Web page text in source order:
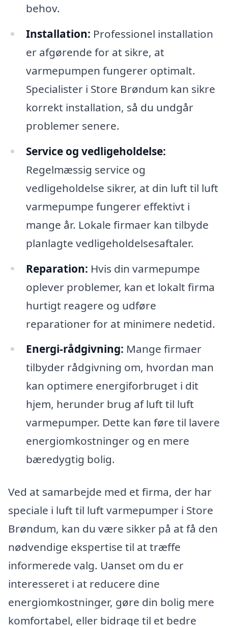
behov.
Installation: Professionel installation
er afgørende for at sikre, at
varmepumpen fungerer optimalt.
Specialister i Store Brøndum kan sikre
korrekt installation, så du undgår
problemer senere.
Service og vedligeholdelse:
Regelmæssig service og
vedligeholdelse sikrer, at din luft til luft
varmepumpe fungerer effektivt i
mange år. Lokale firmaer kan tilbyde
planlagte vedligeholdelsesaftaler.
Reparation: Hvis din varmepumpe
oplever problemer, kan et lokalt firma
hurtigt reagere og udføre
reparationer for at minimere nedetid.
Energi-rådgivning: Mange firmaer
tilbyder rådgivning om, hvordan man
kan optimere energiforbruget i dit
hjem, herunder brug af luft til luft
varmepumper. Dette kan føre til lavere
energiomkostninger og en mere
bæredygtig bolig.
Ved at samarbejde med et firma, der har
speciale i luft til luft varmepumper i Store
Brøndum, kan du være sikker på at få den
nødvendige ekspertise til at træffe
informerede valg. Uanset om du er
interesseret i at reducere dine
energiomkostninger, gøre din bolig mere
komfortabel, eller bidrage til et bedre